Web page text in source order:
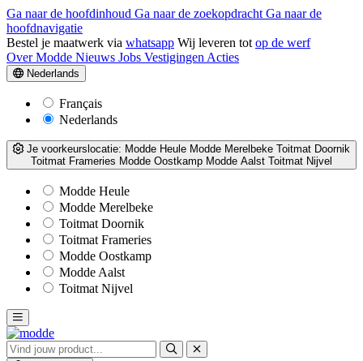
Ga naar de hoofdinhoud Ga naar de zoekopdracht Ga naar de
hoofdnavigatie
Bestel je maatwerk via whatsapp Wij leveren tot op de werf
Over Modde Nieuws Jobs Vestigingen Acties
Nederlands
Français
Nederlands
Je voorkeurslocatie: Modde Heule Modde Merelbeke Toitmat Doornik
Toitmat Frameries Modde Oostkamp Modde Aalst Toitmat Nijvel
Modde Heule
Modde Merelbeke
Toitmat Doornik
Toitmat Frameries
Modde Oostkamp
Modde Aalst
Toitmat Nijvel